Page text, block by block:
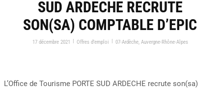
SUD ARDECHE RECRUTE
SON(SA) COMPTABLE D’EPIC
17 décembre 2021 | Offres d’emploi | 07-Ardèche, Auvergne-Rhône-Alpes
L’Office de Tourisme PORTE SUD ARDECHE recrute son(sa)